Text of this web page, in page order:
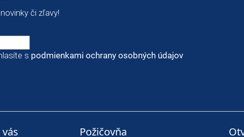
či zľavy!
s podmienkami ochrany osobných údajov
Požičovňa